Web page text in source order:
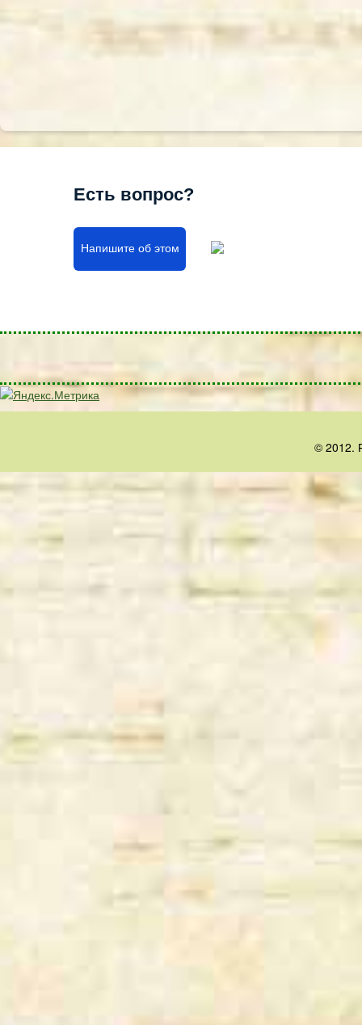
Есть вопрос?
Напишите об этом
© 2012.